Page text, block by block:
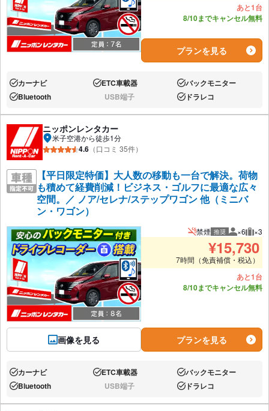
あと1台
8/10までキャンセル無料
プランを見る
あり:カーナビ あり:ETC車載器 あり:バックモニター
あり:Bluetooth なし:USB端子 あり:ドラレコ
ニッポンレンタカー
米子空港から徒歩1分
4.6 （口コミ 35件）
【平日限定特価】大人数の移動も一台で解決。荷物
も積めて経費削減！ビジネス・ゴルフに最適な広々
空間。／ ノア/セレナ/ステップワゴン 他（ミニバ
ン・ワゴン）
画像を見る
禁煙 推奨 推奨人数
×6 推
×3
¥15,730
7時間（免責補償・税込）
あと1台
8/10までキャンセル無料
プランを見る
あり:カーナビ あり:ETC車載器 あり:バックモニター
あり:Bluetooth なし:USB端子 あり:ドラレコ